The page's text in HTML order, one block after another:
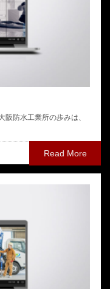
阪防水工業所の歩みは、
Read More